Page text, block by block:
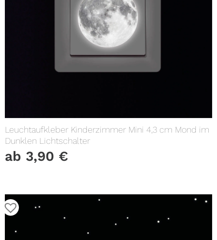
Leuchtaufkleber Kinderzimmer Mini 4,3 cm Mond im
Dunklen Lichtschalter
ab 3,90 €